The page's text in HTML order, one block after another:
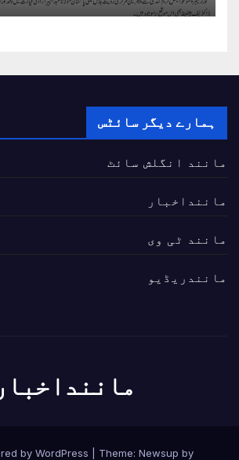
ہمارے دیگر سائٹس
مانند انگلش سائٹ
ماننداخبار
مانند ٹی وی
مانندریڈیو
ماننداخبار
by WordPress Theme: Newsup by